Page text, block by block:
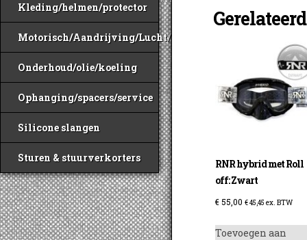
Kleding/helmen/protector
Motorisch/Aandrijving/Lucht/Benzine
Onderhoud/olie/koeling
Ophanging/spacers/service
Silicone slangen
Sturen & stuurverkorters
RNR hybrid met Roll
off: Zwart
€ 55,00 €45,45 ex. BTW
Toevoegen aan